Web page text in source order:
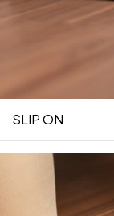
SLIP ON